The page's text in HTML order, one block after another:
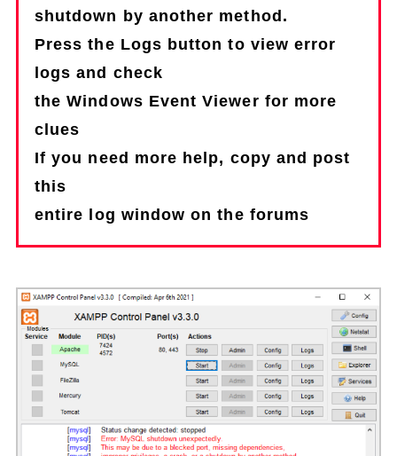
shutdown by another method.
Press the Logs button to view error
logs and check
the Windows Event Viewer for more
clues
If you need more help, copy and post
this
entire log window on the forums